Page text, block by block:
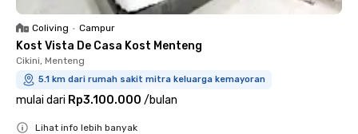
Coliving • Campur
Kost Vista De Casa Kost Menteng
Cikini, Menteng
5.1 km dari rumah sakit mitra keluarga kemayoran
mulai dari Rp3.100.000 /bulan
Lihat info lebih banyak